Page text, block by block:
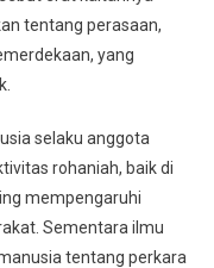
tentang perasaan,
yang
selaku anggota
rohaniah, baik di
mempengaruhi
Sementara ilmu
tentang perkara